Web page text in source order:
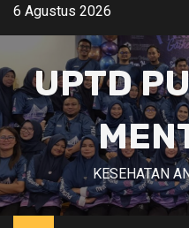
Skip6 Agustus 2026
UPTD
KESEHATAN